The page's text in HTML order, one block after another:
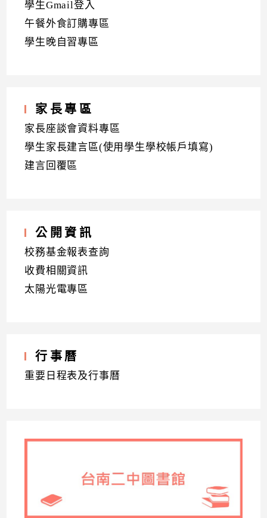
學生Gmail登入
午餐外食訂購專區
學生晚自習專區
家長專區
家長座談會資料專區
學生家長建言區(使用學生學校帳戶填寫)
建言回覆區
公開資訊
校務基金報表查詢
收費相關資訊
太陽光電專區
行事曆
重要日程表及行事曆